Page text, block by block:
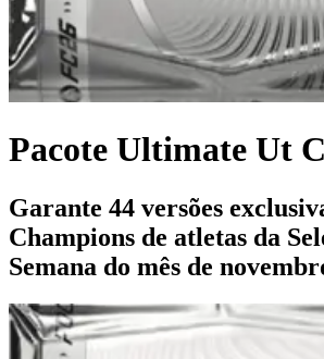
Pacote Ultimate Ut
Garante 44 versões
Champions de atletas da
Semana do mês de